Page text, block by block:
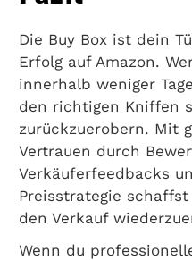
Die Buy Box ist dein
Erfolg auf Amazon.
innerhalb weniger
den richtigen Kniffen
zurückzuerobern. Mit
Vertrauen durch
Verkäuferfeedbacks
Preisstrategie
den Verkauf
Wenn du